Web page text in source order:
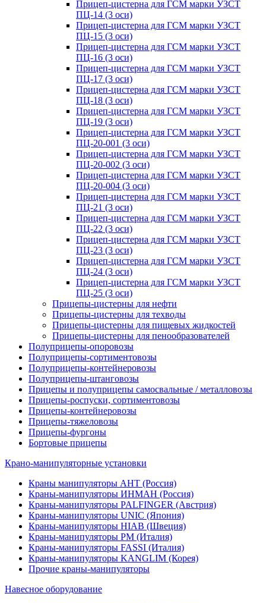
Прицеп-цистерна для ГСМ марки УЗСТ
ПЦ-14 (3 оси)
Прицеп-цистерна для ГСМ марки УЗСТ
ПЦ-15 (3 оси)
Прицеп-цистерна для ГСМ марки УЗСТ
ПЦ-16 (3 оси)
Прицеп-цистерна для ГСМ марки УЗСТ
ПЦ-17 (3 оси)
Прицеп-цистерна для ГСМ марки УЗСТ
ПЦ-18 (3 оси)
Прицеп-цистерна для ГСМ марки УЗСТ
ПЦ-19 (3 оси)
Прицеп-цистерна для ГСМ марки УЗСТ
ПЦ-20-001 (3 оси)
Прицеп-цистерна для ГСМ марки УЗСТ
ПЦ-20-002 (3 оси)
Прицеп-цистерна для ГСМ марки УЗСТ
ПЦ-20-004 (3 оси)
Прицеп-цистерна для ГСМ марки УЗСТ
ПЦ-21 (3 оси)
Прицеп-цистерна для ГСМ марки УЗСТ
ПЦ-22 (3 оси)
Прицеп-цистерна для ГСМ марки УЗСТ
ПЦ-23 (3 оси)
Прицеп-цистерна для ГСМ марки УЗСТ
ПЦ-24 (3 оси)
Прицеп-цистерна для ГСМ марки УЗСТ
ПЦ-25 (3 оси)
Прицепы-цистерны для нефти
Прицепы-цистерны для техводы
Прицепы-цистерны для пищевых жидкостей
Прицепы-цистерны для пенообразователей
Полуприцепы-опоровозы
Полуприцепы-сортиментовозы
Полуприцепы-контейнеровозы
Полуприцепы-штанговозы
Прицепы и полуприцепы самосвальные / металловозы
Прицепы-роспуски, сортиментовозы
Прицепы-контейнеровозы
Прицепы-тяжеловозы
Прицепы-фургоны
Бортовые прицепы
Крано-манипуляторные установки
Краны манипуляторы АНТ (Россия)
Краны-манипуляторы ИНМАН (Россия)
Краны-манипуляторы PALFINGER (Австрия)
Краны-манипуляторы UNIC (Япония)
Краны-манипуляторы HIAB (Швеция)
Краны-манипуляторы PM (Италия)
Краны-манипуляторы FASSI (Италия)
Краны-манипуляторы KANGLIM (Корея)
Прочие краны-манипуляторы
Навесное оборудование